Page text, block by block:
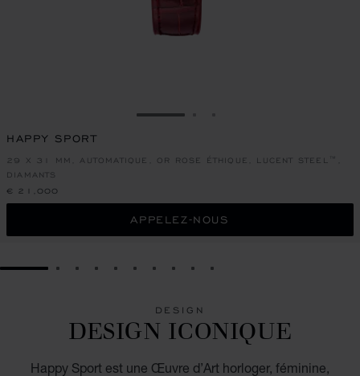
ALLER À LA DIAPOSITIVE 1
HAPPY SPORT
29 X 31 MM, AUTOMATIQUE, OR ROSE ÉTHIQUE, LUCENT STEEL™,
DIAMANTS
€ 21,000
APPELEZ-NOUS
GO TO SLIDE 1GO TO SLIDE 2
GO TO SLIDE 3
GO TO SLIDE 4
GO TO SLIDE 5
GO TO SLIDE 6
GO TO SLIDE 7
GO TO SLIDE 8
GO TO SLIDE 9
GO TO SLIDE 10
DESIGN
DESIGN ICONIQUE
Happy Sport est une Œuvre d’Art horloger, féminine,